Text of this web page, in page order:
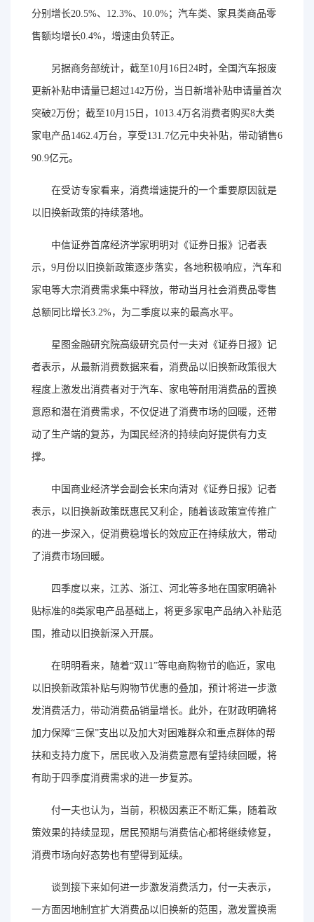
分别增长20.5%、12.3%、10.0%；汽车类、家具类商品零
售额均增长0.4%，增速由负转正。
另据商务部统计，截至10月16日24时，全国汽车报废
更新补贴申请量已超过142万份，当日新增补贴申请量首次
突破2万份；截至10月15日，1013.4万名消费者购买8大类
家电产品1462.4万台，享受131.7亿元中央补贴，带动销售6
90.9亿元。
在受访专家看来，消费增速提升的一个重要原因就是
以旧换新政策的持续落地。
中信证券首席经济学家明明对《证券日报》记者表
示，9月份以旧换新政策逐步落实，各地积极响应，汽车和
家电等大宗消费需求集中释放，带动当月社会消费品零售
总额同比增长3.2%，为二季度以来的最高水平。
星图金融研究院高级研究员付一夫对《证券日报》记
者表示，从最新消费数据来看，消费品以旧换新政策很大
程度上激发出消费者对于汽车、家电等耐用消费品的置换
意愿和潜在消费需求，不仅促进了消费市场的回暖，还带
动了生产端的复苏，为国民经济的持续向好提供有力支
撑。
中国商业经济学会副会长宋向清对《证券日报》记者
表示，以旧换新政策既惠民又利企，随着该政策宣传推广
的进一步深入，促消费稳增长的效应正在持续放大，带动
了消费市场回暖。
四季度以来，江苏、浙江、河北等多地在国家明确补
贴标准的8类家电产品基础上，将更多家电产品纳入补贴范
围，推动以旧换新深入开展。
在明明看来，随着“双11”等电商购物节的临近，家电
以旧换新政策补贴与购物节优惠的叠加，预计将进一步激
发消费活力，带动消费品销量增长。此外，在财政明确将
加力保障“三保”支出以及加大对困难群众和重点群体的帮
扶和支持力度下，居民收入及消费意愿有望持续回暖，将
有助于四季度消费需求的进一步复苏。
付一夫也认为，当前，积极因素正不断汇集，随着政
策效果的持续显现，居民预期与消费信心都将继续修复，
消费市场向好态势也有望得到延续。
谈到接下来如何进一步激发消费活力，付一夫表示，
一方面因地制宜扩大消费品以旧换新的范围，激发置换需